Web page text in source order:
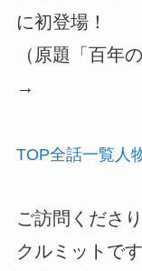
に初登場！
（原題「百年
→
TOP全話一覧 人
ご訪問くださ
クルミットで